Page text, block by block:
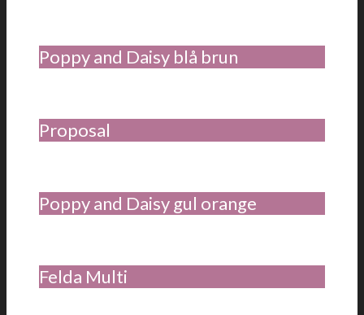
Poppy and Daisy blå brun
Proposal
Poppy and Daisy gul orange
Felda Multi